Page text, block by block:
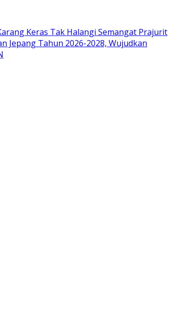
Keras Tak Halangi Semangat Prajurit
Jepang Tahun 2026-2028, Wujudkan